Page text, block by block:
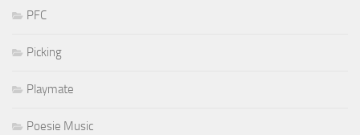
PFC
Picking
Playmate
Poesie Music